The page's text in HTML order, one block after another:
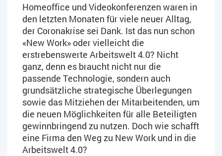
Homeoffice und Videokonferenzen waren in
den letzten Monaten für viele neuer Alltag,
der Coronakrise sei Dank. Ist das nun schon
«New Work» oder vielleicht die
erstrebenswerte Arbeitswelt 4.0? Nicht
ganz, denn es braucht nicht nur die
passende Technologie, sondern auch
grundsätzliche strategische Überlegungen
sowie das Mitziehen der Mitarbeitenden, um
die neuen Möglichkeiten für alle Beteiligten
gewinnbringend zu nutzen. Doch wie schafft
eine Firma den Weg zu New Work und in die
Arbeitswelt 4.0?